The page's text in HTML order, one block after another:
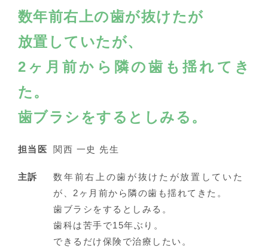
数年前右上の歯が抜けたが
放置していたが、
2ヶ月前から隣の歯も揺れてき
た。
歯ブラシをするとしみる。
担当医 関西 一史 先生
主訴
数年前右上の歯が抜けたが放置していた
が、2ヶ月前から隣の歯も揺れてきた。
歯ブラシをするとしみる。
歯科は苦手で15年ぶり。
できるだけ保険で治療したい。